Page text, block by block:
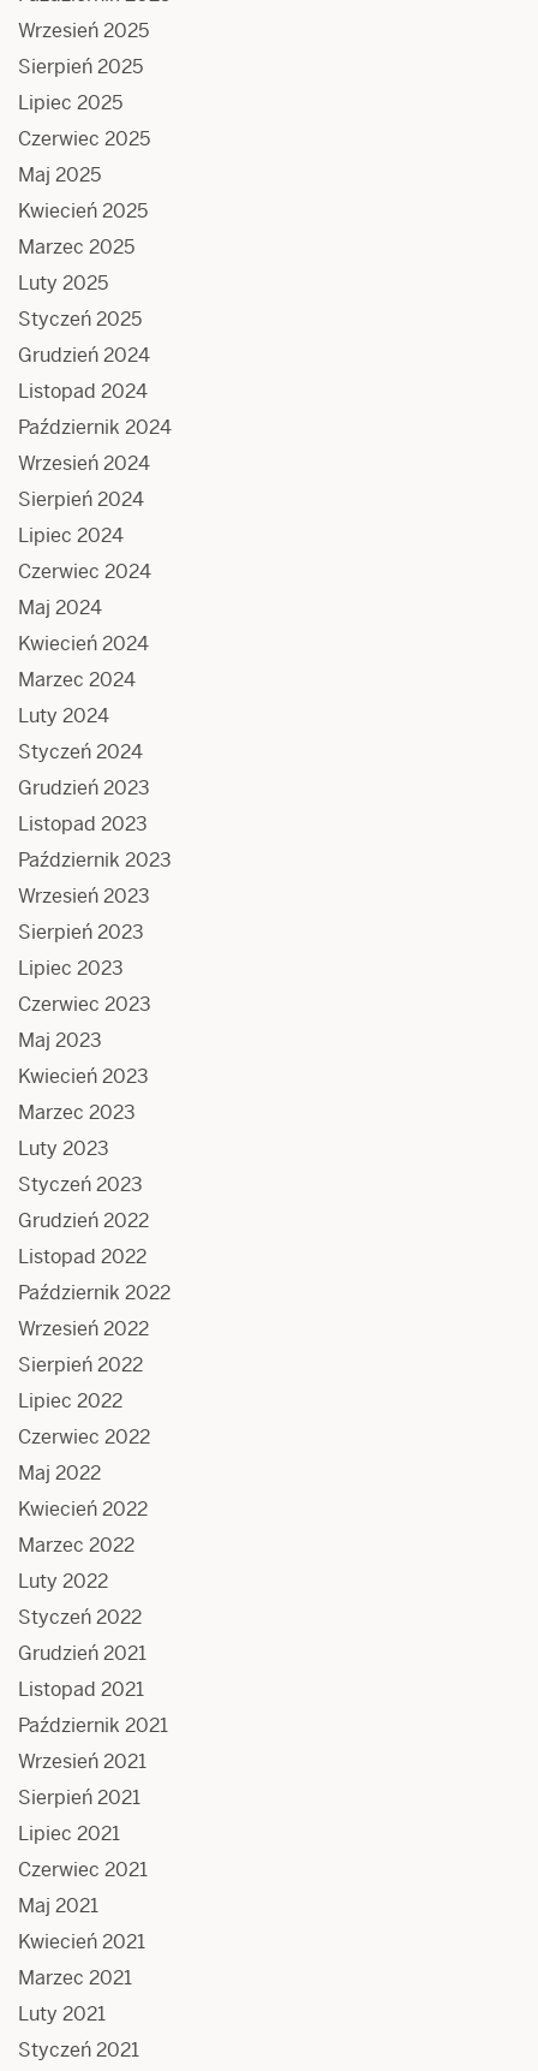
Wrzesień 2025
Sierpień 2025
Lipiec 2025
Czerwiec 2025
Maj 2025
Kwiecień 2025
Marzec 2025
Luty 2025
Styczeń 2025
Grudzień 2024
Listopad 2024
Październik 2024
Wrzesień 2024
Sierpień 2024
Lipiec 2024
Czerwiec 2024
Maj 2024
Kwiecień 2024
Marzec 2024
Luty 2024
Styczeń 2024
Grudzień 2023
Listopad 2023
Październik 2023
Wrzesień 2023
Sierpień 2023
Lipiec 2023
Czerwiec 2023
Maj 2023
Kwiecień 2023
Marzec 2023
Luty 2023
Styczeń 2023
Grudzień 2022
Listopad 2022
Październik 2022
Wrzesień 2022
Sierpień 2022
Lipiec 2022
Czerwiec 2022
Maj 2022
Kwiecień 2022
Marzec 2022
Luty 2022
Styczeń 2022
Grudzień 2021
Listopad 2021
Październik 2021
Wrzesień 2021
Sierpień 2021
Lipiec 2021
Czerwiec 2021
Maj 2021
Kwiecień 2021
Marzec 2021
Luty 2021
Styczeń 2021